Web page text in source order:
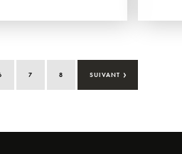
7 8 SUIVANT ›